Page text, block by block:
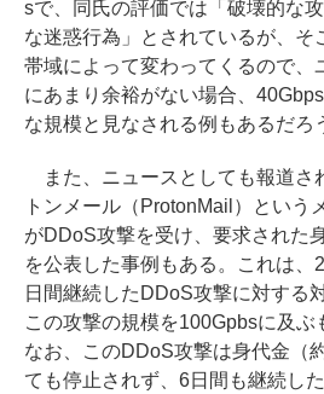
sで、同氏の評価では「破壊的な
な迷惑行為」とされているが、そ
帯域によって変わってくるので、
にあまり余裕がない場合、
な規模と見なされる例もあるだろ
また、ニュースとしても報道さ
トンメール（ProtonMail）という
がDDoS攻撃を受け、要求された
を公表した事例もある。これは、
日間継続したDDoS攻撃に対する
この攻撃の規模を100Gpbsに及ぶ
なお、このDDoS攻撃は身代金（
ても停止されず、6日間も継続し